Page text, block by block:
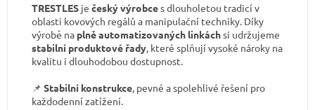
TRESTLES je český výrobces dlouholetou tradicí v
oblasti kovových regálů a manipulační techniky. Díky
výrobě na plně automatizovaných linkáchsi udržujeme
stabilní produktové řady, které splňují vysoké nároky na
kvalitu i dlouhodobou dostupnost.
📌 Stabilní konstrukce, pevné a spolehlivé řešení pro
každodenní zatížení.